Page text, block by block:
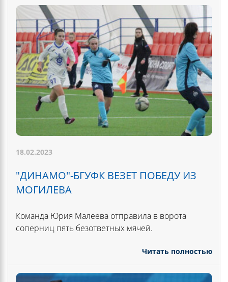
18.02.2023
"ДИНАМО"-БГУФК ВЕЗЕТ ПОБЕДУ ИЗ
МОГИЛЕВА
Команда Юрия Малеева отправила в ворота
соперниц пять безответных мячей.
Читать полностью